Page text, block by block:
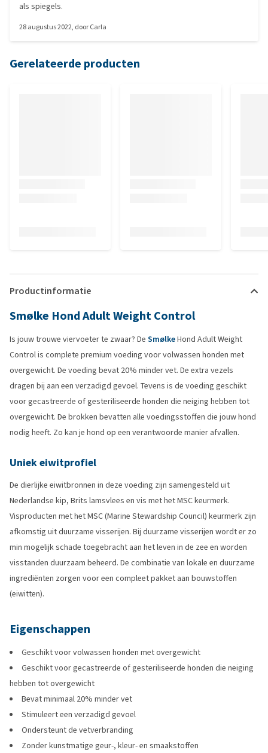
als spiegels.
28 augustus 2022, doorCarla
Gerelateerde producten
Productinformatie
Smølke Hond Adult Weight Control
Is jouw trouwe viervoeter te zwaar? De SmølkeHond Adult Weight
Control is complete premium voeding voor volwassen honden met
overgewicht. De voeding bevat 20% minder vet. De extra vezels
dragen bij aan een verzadigd gevoel. Tevens is de voeding geschikt
voor gecastreerde of gesteriliseerde honden die neiging hebben tot
overgewicht. De brokken bevatten alle voedingsstoffen die jouw hond
nodig heeft. Zo kan je hond op een verantwoorde manier afvallen.
Uniek eiwitprofiel
De dierlijke eiwitbronnen in deze voeding zijn samengesteld uit
Nederlandse kip, Brits lamsvlees en vis met het MSC keurmerk.
Visproducten met het MSC (Marine Stewardship Council) keurmerk zijn
afkomstig uit duurzame visserijen. Bij duurzame visserijen wordt er zo
min mogelijk schade toegebracht aan het leven in de zee en worden
visstanden duurzaam beheerd. De combinatie van lokale en duurzame
ingrediënten zorgen voor een compleet pakket aan bouwstoffen
(eiwitten).
Eigenschappen
Geschikt voor volwassen honden met overgewicht
Geschikt voor gecastreerde of gesteriliseerde honden die neiging
hebben tot overgewicht
Bevat minimaal 20% minder vet
Stimuleert een verzadigd gevoel
Ondersteunt de vetverbranding
Zonder kunstmatige geur-, kleur- en smaakstoffen